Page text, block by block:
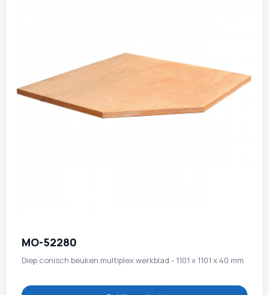
MO-52280
Diep conisch beuken multiplex werkblad - 1101 x 1101 x 40 mm